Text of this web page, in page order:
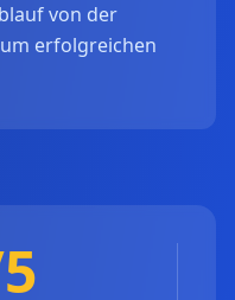
von der
erfolgreichen